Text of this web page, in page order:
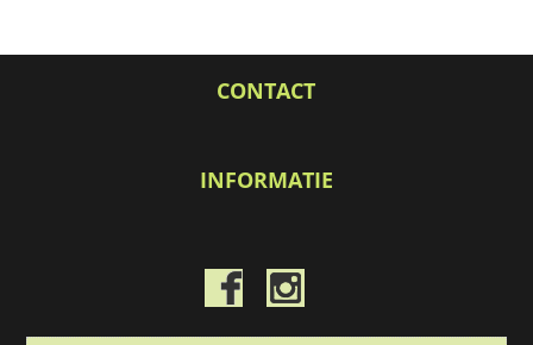
CONTACT
INFORMATIE